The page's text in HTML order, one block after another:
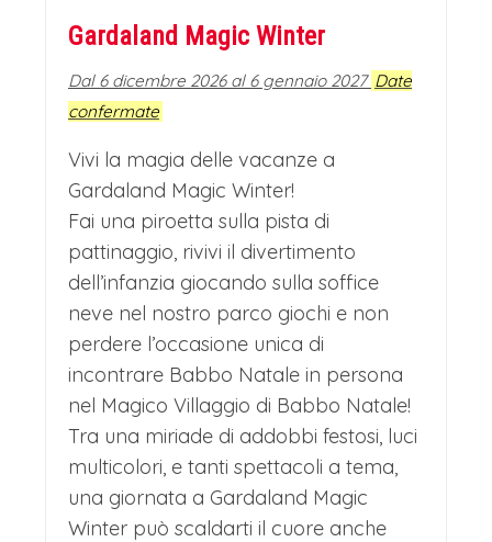
Gardaland Magic Winter
Dal 6 dicembre 2026 al 6 gennaio 2027 Date
confermate
Vivi la magia delle vacanze a
Gardaland Magic Winter!
Fai una piroetta sulla pista di
pattinaggio, rivivi il divertimento
dell’infanzia giocando sulla soffice
neve nel nostro parco giochi e non
perdere l’occasione unica di
incontrare Babbo Natale in persona
nel Magico Villaggio di Babbo Natale!
Tra una miriade di addobbi festosi, luci
multicolori, e tanti spettacoli a tema,
una giornata a Gardaland Magic
Winter può scaldarti il cuore anche